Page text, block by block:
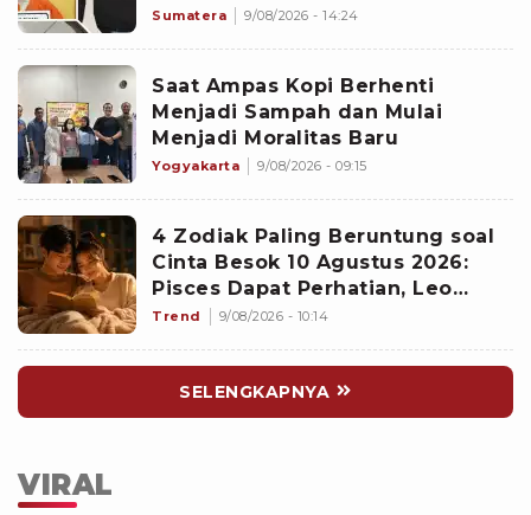
Sumatera 9/08/2026 - 14:24
Saat Ampas Kopi Berhenti
Menjadi Sampah dan Mulai
Menjadi Moralitas Baru
Yogyakarta 9/08/2026 - 09:15
4 Zodiak Paling Beruntung soal
Cinta Besok 10 Agustus 2026:
Pisces Dapat Perhatian, Leo
Makin Dekat dengan Si Dia
Trend 9/08/2026 - 10:14
SELENGKAPNYA
VIRAL